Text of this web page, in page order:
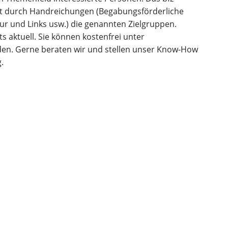
Handreichungen (Begabungsförderliche
und Links usw.) die genannten Zielgruppen.
aktuell. Sie können kostenfrei unter
Gerne beraten wir und stellen unser Know-How